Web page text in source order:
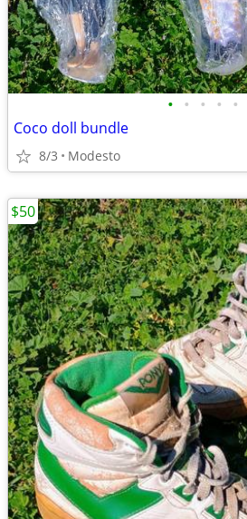
• • • • •
Coco doll bundle
8/3 Modesto
$50